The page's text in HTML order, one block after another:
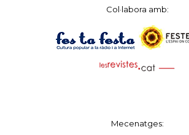
Col·labora amb:
Mecenatges: